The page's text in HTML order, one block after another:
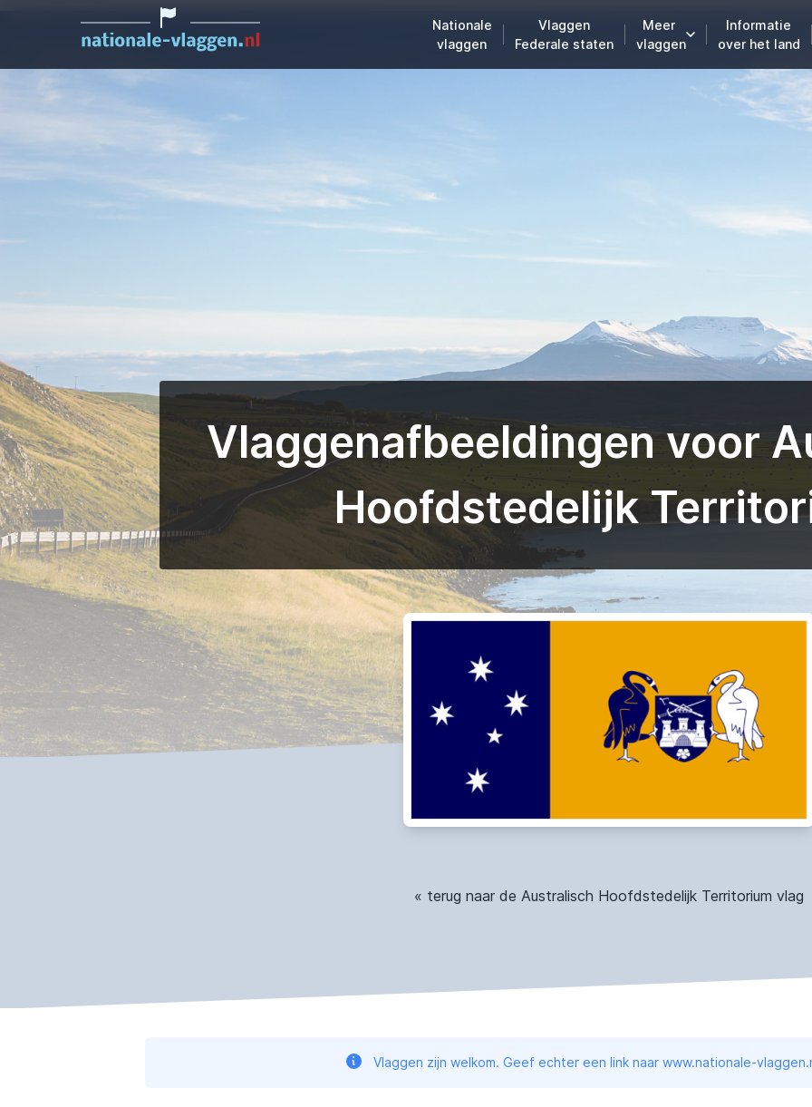
Nationale
vlaggen
Vlaggen
Federale staten
Meer
vlaggen
Informatie
over het land
Vlaggenafbeeldingen voor
Hoofdstedelijk
« terug naar de Australisch Hoofdstedelijk Territorium vlag
Vlaggen zijn welkom. Geef echter een link naar www.nationale-